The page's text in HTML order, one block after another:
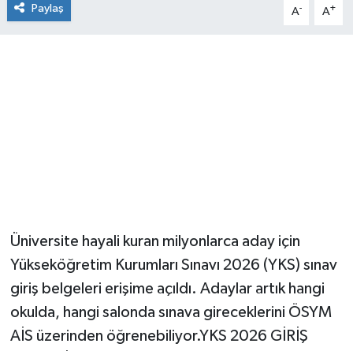
Paylaş A- A+
Üniversite hayali kuran milyonlarca aday için
Yükseköğretim Kurumları Sınavı 2026 (YKS) sınav
giriş belgeleri erişime açıldı. Adaylar artık hangi
okulda, hangi salonda sınava gireceklerini ÖSYM
AİS üzerinden öğrenebiliyor.YKS 2026 GİRİŞ